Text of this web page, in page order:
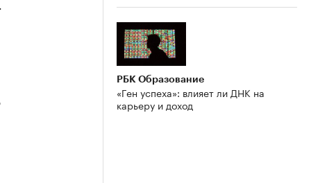
РБК Образование
«Ген успеха»: влияет ли ДНК на
карьеру и доход